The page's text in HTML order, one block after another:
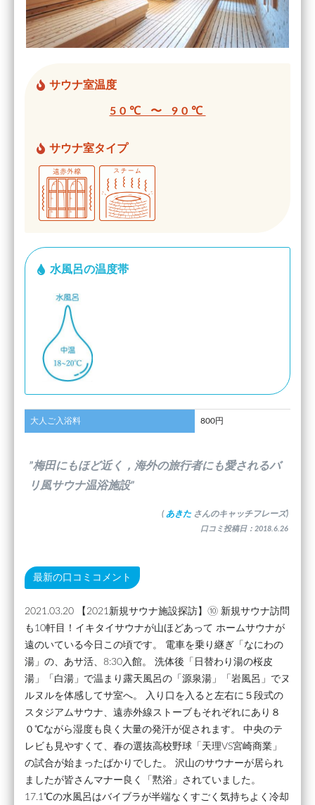
サウナ室温度
50℃ 〜 90℃
サウナ室タイプ
水風呂の温度帯
大人ご入浴料 800円
”梅田にもほど近く，海外の旅行者にも愛されるバ
リ風サウナ温浴施設”
( あきた さんのキャッチフレーズ)
口コミ投稿日：2018.6.26
最新の口コミコメント
2021.03.20 【2021新規サウナ施設探訪】⑩ 新規サウナ訪問
も10軒目！イキタイサウナが山ほどあって ホームサウナが
遠のいている今日この頃です。 電車を乗り継ぎ「なにわの
湯」の、あサ活、8:30入館。 洗体後「日替わり湯の桜皮
湯」「白湯」で温まり露天風呂の「源泉湯」「岩風呂」でヌ
ルヌルを体感してサ室へ。 入り口を入ると左右に５段式の
スタジアムサウナ、遠赤外線ストーブもそれぞれにあり８
０℃ながら湿度も良く大量の発汗が促されます。 中央のテ
レビも見やすくて、春の選抜高校野球「天理VS宮崎商業」
の試合が始まったばかりでした。 沢山のサウナーが居られ
ましたが皆さんマナー良く「黙浴」されていました。
17.1℃の水風呂はバイブラが半端なくすごく気持ちよく冷却